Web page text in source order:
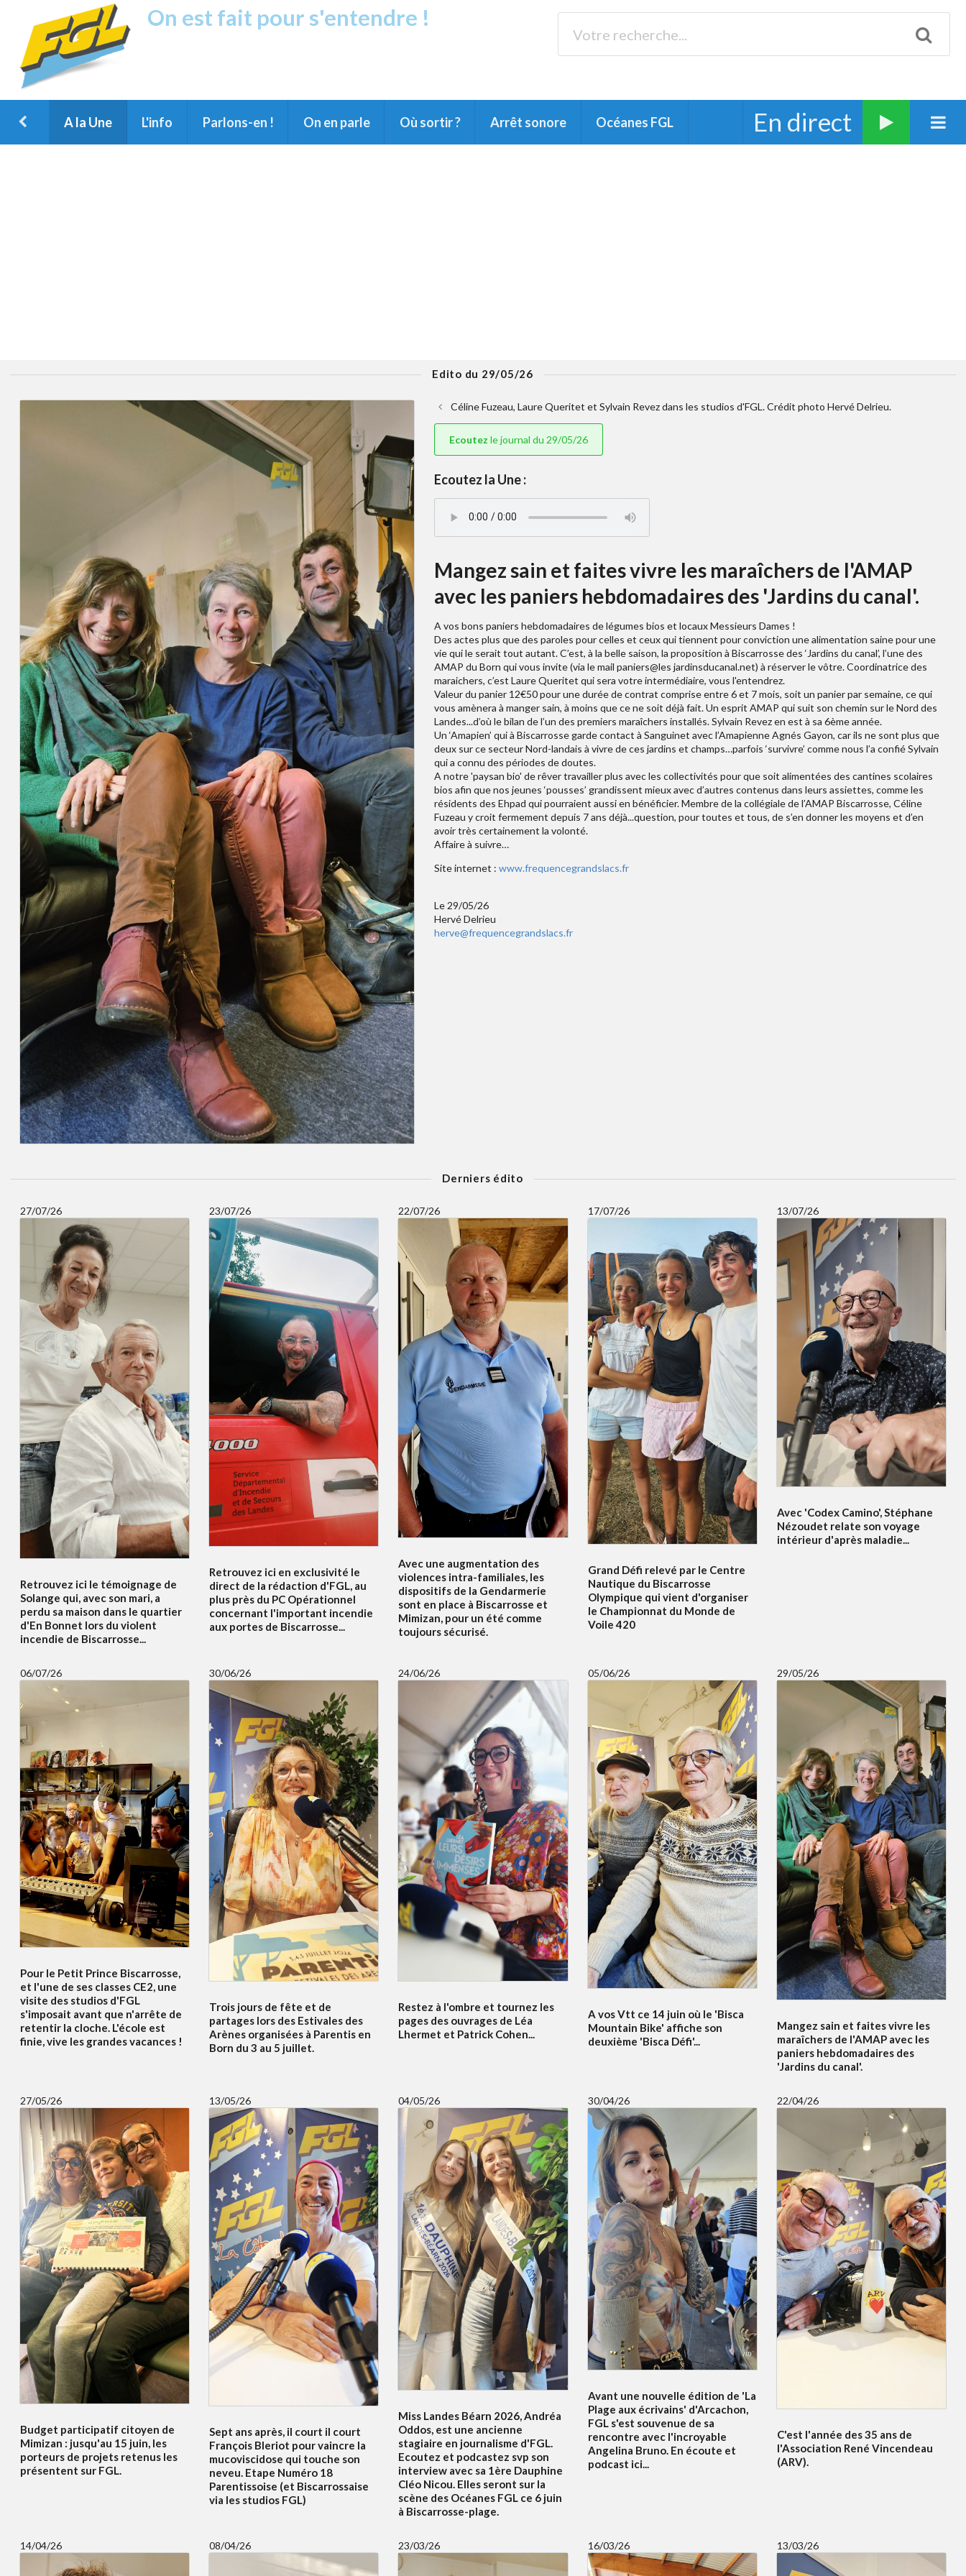
On est fait pour s'entendre !
A la Une L'info Parlons-en ! On en parle Où sortir ? Arrêt sonore Océanes FGL En direct
Edito du 29/05/26
Céline Fuzeau, Laure Queritet et Sylvain Revez dans les studios d'FGL. Crédit photo Hervé Delrieu.
Ecoutez le journal du 29/05/26
Ecoutez la Une :
Mangez sain et faites vivre les maraîchers de l'AMAP
avec les paniers hebdomadaires des 'Jardins du canal'.
A vos bons paniers hebdomadaires de légumes bios et locaux Messieurs Dames !
Des actes plus que des paroles pour celles et ceux qui tiennent pour conviction une alimentation saine pour une
vie qui le serait tout autant. C’est, à la belle saison, la proposition à Biscarrosse des ‘Jardins du canal’, l’une des
AMAP du Born qui vous invite (via le mail paniers@les jardinsducanal.net) à réserver le vôtre. Coordinatrice des
maraichers, c’est Laure Queritet qui sera votre intermédiaire, vous l'entendrez.
Valeur du panier 12€50 pour une durée de contrat comprise entre 6 et 7 mois, soit un panier par semaine, ce qui
vous amènera à manger sain, à moins que ce ne soit déjà fait. Un esprit AMAP qui suit son chemin sur le Nord des
Landes...d’où le bilan de l’un des premiers maraîchers installés. Sylvain Revez en est à sa 6ème année.
Un ‘Amapien’ qui à Biscarrosse garde contact à Sanguinet avec l’Amapienne Agnés Gayon, car ils ne sont plus que
deux sur ce secteur Nord-landais à vivre de ces jardins et champs…parfois ‘survivre’ comme nous l’a confié Sylvain
qui a connu des périodes de doutes.
A notre 'paysan bio' de rêver travailler plus avec les collectivités pour que soit alimentées des cantines scolaires
bios afin que nos jeunes ‘pousses’ grandissent mieux avec d’autres contenus dans leurs assiettes, comme les
résidents des Ehpad qui pourraient aussi en bénéficier. Membre de la collégiale de l’AMAP Biscarrosse, Céline
Fuzeau y croit fermement depuis 7 ans déjà...question, pour toutes et tous, de s’en donner les moyens et d’en
avoir très certainement la volonté.
Affaire à suivre…
Site internet : www.frequencegrandslacs.fr
Le 29/05/26
Hervé Delrieu
herve@frequencegrandslacs.fr
Derniers édito
27/07/26
Retrouvez ici le témoignage de
Solange qui, avec son mari, a
perdu sa maison dans le quartier
d'En Bonnet lors du violent
incendie de Biscarrosse...
23/07/26
Retrouvez ici en exclusivité le
direct de la rédaction d'FGL, au
plus près du PC Opérationnel
concernant l'important incendie
aux portes de Biscarrosse...
22/07/26
Avec une augmentation des
violences intra-familiales, les
dispositifs de la Gendarmerie
sont en place à Biscarrosse et
Mimizan, pour un été comme
toujours sécurisé.
17/07/26
Grand Défi relevé par le Centre
Nautique du Biscarrosse
Olympique qui vient d'organiser
le Championnat du Monde de
Voile 420
13/07/26
Avec 'Codex Camino', Stéphane
Nézoudet relate son voyage
intérieur d'après maladie...
06/07/26
Pour le Petit Prince Biscarrosse,
et l'une de ses classes CE2, une
visite des studios d'FGL
s'imposait avant que n'arrête de
retentir la cloche. L'école est
finie, vive les grandes vacances !
30/06/26
Trois jours de fête et de
partages lors des Estivales des
Arènes organisées à Parentis en
Born du 3 au 5 juillet.
24/06/26
Restez à l'ombre et tournez les
pages des ouvrages de Léa
Lhermet et Patrick Cohen...
05/06/26
A vos Vtt ce 14 juin où le 'Bisca
Mountain Bike' affiche son
deuxième 'Bisca Défi'...
29/05/26
Mangez sain et faites vivre les
maraîchers de l'AMAP avec les
paniers hebdomadaires des
'Jardins du canal'.
27/05/26
Budget participatif citoyen de
Mimizan : jusqu'au 15 juin, les
porteurs de projets retenus les
présentent sur FGL.
13/05/26
Sept ans après, il court il court
François Bleriot pour vaincre la
mucoviscidose qui touche son
neveu. Etape Numéro 18
Parentissoise (et Biscarrossaise
via les studios FGL)
04/05/26
Miss Landes Béarn 2026, Andréa
Oddos, est une ancienne
stagiaire en journalisme d'FGL.
Ecoutez et podcastez svp son
interview avec sa 1ère Dauphine
Cléo Nicou. Elles seront sur la
scène des Océanes FGL ce 6 juin
à Biscarrosse-plage.
30/04/26
Avant une nouvelle édition de 'La
Plage aux écrivains' d'Arcachon,
FGL s'est souvenue de sa
rencontre avec l'incroyable
Angelina Bruno. En écoute et
podcast ici...
22/04/26
C'est l'année des 35 ans de
l'Association René Vincendeau
(ARV).
14/04/26 08/04/26 23/03/26 16/03/26 13/03/26